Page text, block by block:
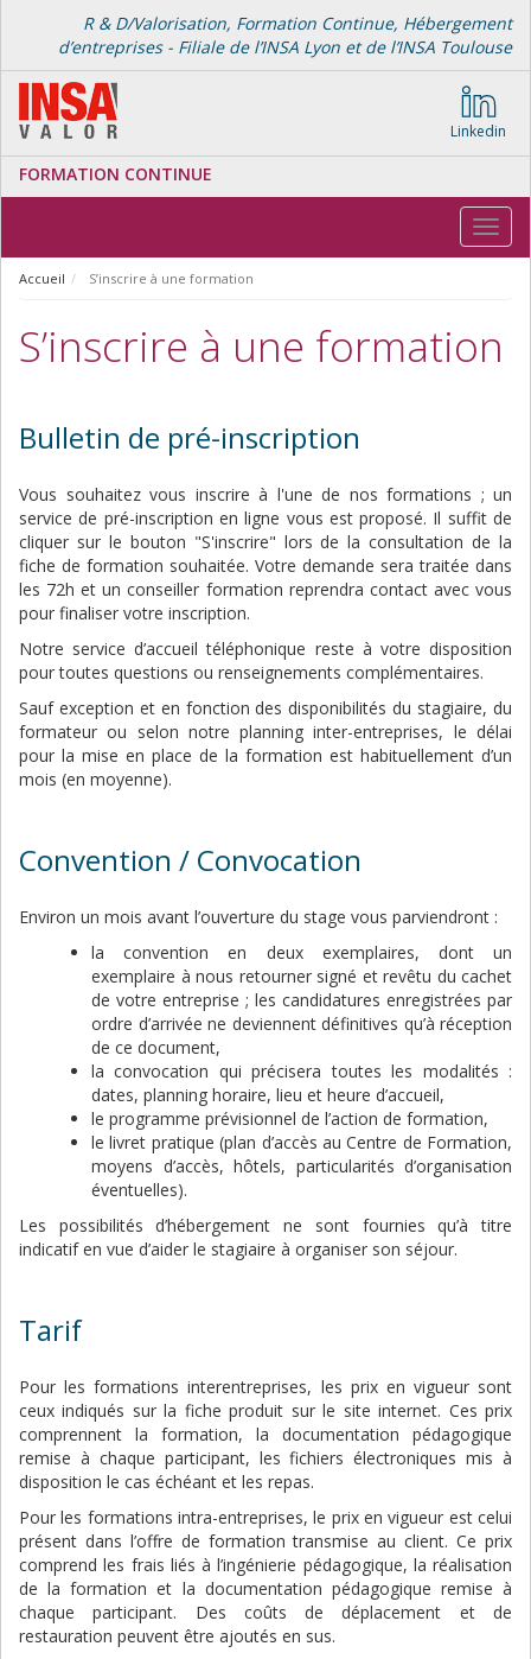
R & D/Valorisation, Formation Continue, Hébergement
d’entreprises - Filiale de l’INSA Lyon et de l’INSA Toulouse
Linkedin
FORMATION CONTINUE
Accueil S’inscrire à une formation
S’inscrire à une formation
Bulletin de pré-inscription
Vous souhaitez vous inscrire à l'une de nos formations ; un
service de pré-inscription en ligne vous est proposé. Il suffit de
cliquer sur le bouton "S'inscrire" lors de la consultation de la
fiche de formation souhaitée. Votre demande sera traitée dans
les 72h et un conseiller formation reprendra contact avec vous
pour finaliser votre inscription.
Notre service d’accueil téléphonique reste à votre disposition
pour toutes questions ou renseignements complémentaires.
Sauf exception et en fonction des disponibilités du stagiaire, du
formateur ou selon notre planning inter-entreprises, le délai
pour la mise en place de la formation est habituellement d’un
mois (en moyenne).
Convention / Convocation
Environ un mois avant l’ouverture du stage vous parviendront :
la convention en deux exemplaires, dont un
exemplaire à nous retourner signé et revêtu du cachet
de votre entreprise ; les candidatures enregistrées par
ordre d’arrivée ne deviennent définitives qu’à réception
de ce document,
la convocation qui précisera toutes les modalités :
dates, planning horaire, lieu et heure d’accueil,
le programme prévisionnel de l’action de formation,
le livret pratique (plan d’accès au Centre de Formation,
moyens d’accès, hôtels, particularités d’organisation
éventuelles).
Les possibilités d’hébergement ne sont fournies qu’à titre
indicatif en vue d’aider le stagiaire à organiser son séjour.
Tarif
Pour les formations interentreprises, les prix en vigueur sont
ceux indiqués sur la fiche produit sur le site internet. Ces prix
comprennent la formation, la documentation pédagogique
remise à chaque participant, les fichiers électroniques mis à
disposition le cas échéant et les repas.
Pour les formations intra-entreprises, le prix en vigueur est celui
présent dans l’offre de formation transmise au client. Ce prix
comprend les frais liés à l’ingénierie pédagogique, la réalisation
de la formation et la documentation pédagogique remise à
chaque participant. Des coûts de déplacement et de
restauration peuvent être ajoutés en sus.